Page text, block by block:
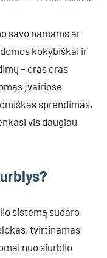
savo namams ar
kokybiškai ir
– oras oras
įvairiose
sprendimas.
vis daugiau
sistemą sudaro
tvirtinamas
nuo siurblio